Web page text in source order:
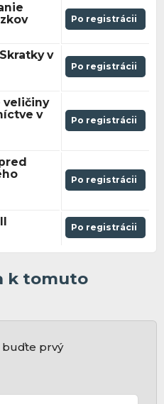
Po registrácii
v
Po registrácii
veličiny
v
Po registrácii
Po registrácii
Po registrácii
k tomuto
buďte prvý